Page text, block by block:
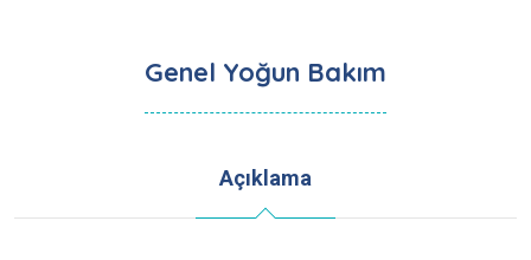
Genel Yoğun Bakım
Açıklama